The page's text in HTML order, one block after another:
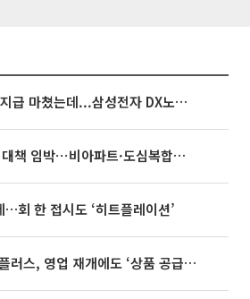
3445억 자사주 지급 마쳤는데...삼성전자 DX노조, 뒤늦은 '떼쓰기 집회'
영끌 '주택공급' 대책 임박⋯비아파트·도심복합까지 총동원
…회 한 접시도 ‘히트플레이션’
‘회생 D-3주’ 홈플러스, 영업 재개에도 ‘상품 공급망’ 복구가 생존 관건